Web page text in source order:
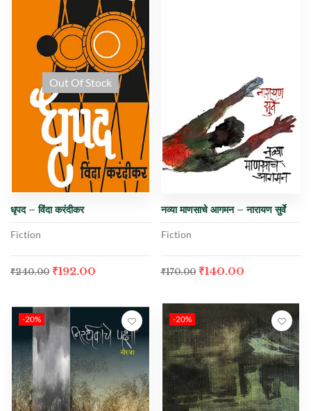
Out Of Stock
धृपद – विंदा करंदीकर
Fiction
₹240.00 ₹192.00
नव्या माणसाचे आगमन – नारायण सुर्वे
Fiction
₹170.00 ₹140.00
-20% -20%